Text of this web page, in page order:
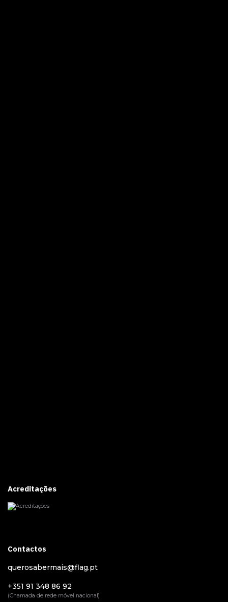
Acreditações
Contactos
querosabermais@flag.pt
+351 91 348 86 92
(Chamada de rede móvel nacional)